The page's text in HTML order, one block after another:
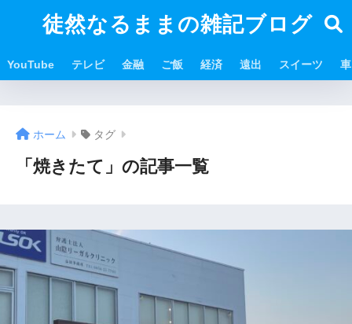
徒然なるままの雑記ブログ
YouTube テレビ 金融 ご飯 経済 遠出 スイーツ 車
ホーム タグ
「焼きたて」の記事一覧